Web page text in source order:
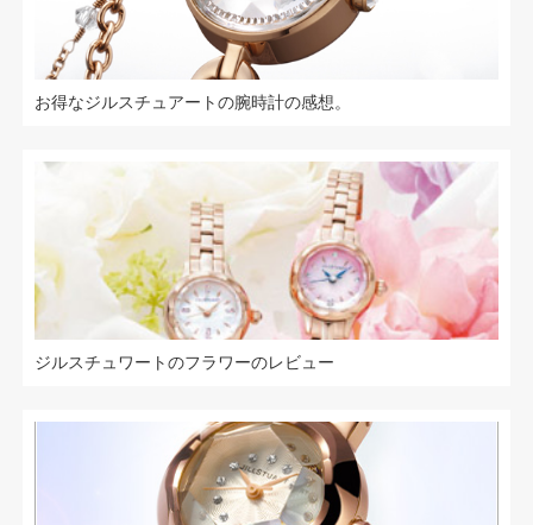
お得なジルスチュアートの腕時計の感想。
ジルスチュワートのフラワーのレビュー